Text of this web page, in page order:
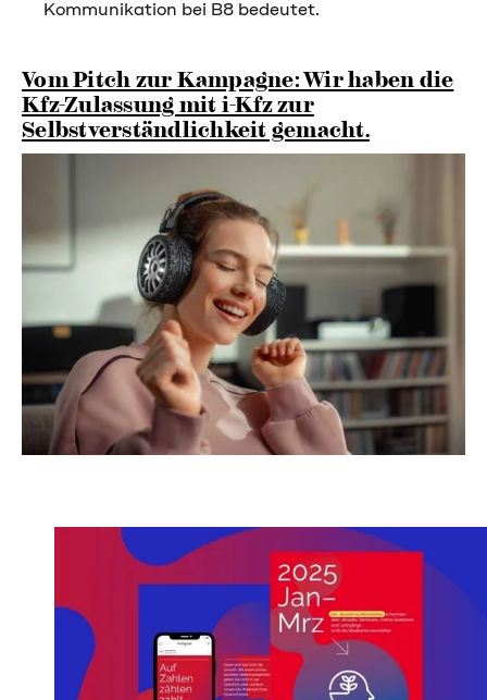
Kommunikation bei B8 bedeutet.
Vom Pitch zur Kampagne: Wir haben die
Kfz-Zulassung mit i-Kfz zur
Selbstverständlichkeit gemacht.